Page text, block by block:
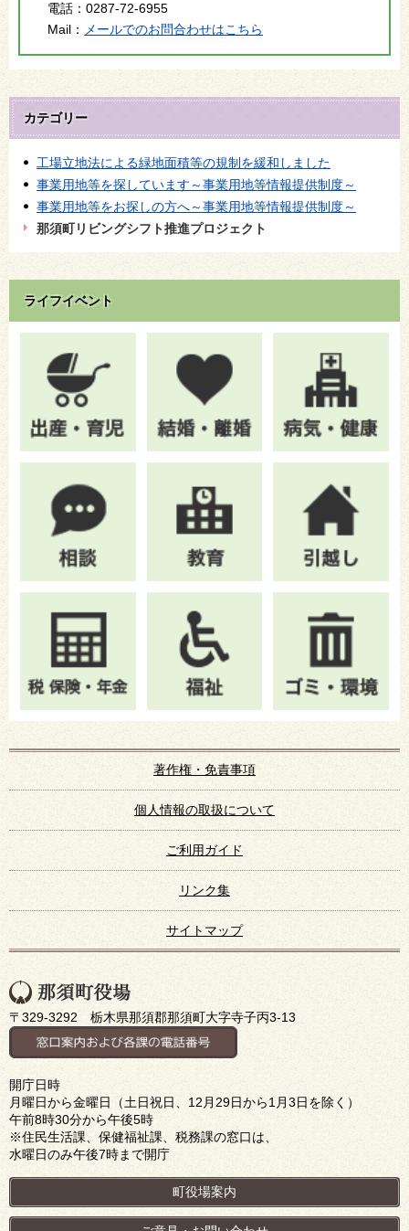
電話： 0287-72-6955
Mail： メールでのお問合わせはこちら
カテゴリー
工場立地法による緑地面積等の規制を緩和しました
事業用地等を探しています～事業用地等情報提供制度～
事業用地等をお探しの方へ～事業用地等情報提供制度～
那須町リビングシフト推進プロジェクト
ライフイベント
著作権・免責事項
個人情報の取扱について
ご利用ガイド
リンク集
サイトマップ
〒329-3292 栃木県那須郡那須町大字寺子丙3-13
開庁日時
月曜日から金曜日（土日祝日、12月29日から1月3日を除く）
午前8時30分から午後5時
※住民生活課、保健福祉課、税務課の窓口は、
水曜日のみ午後7時まで開庁
町役場案内